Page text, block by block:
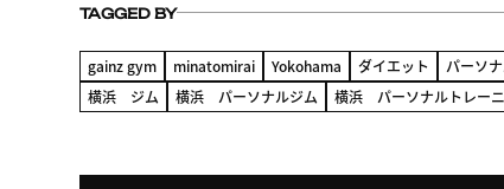
TAGGED BY
gainz gym minatomirai Yokohama ダイエット パーソ
横浜 ジム
横浜 パーソナルジム 横浜 パーソナルトレー